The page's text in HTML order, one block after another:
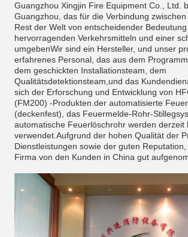
Guangzhou Xingjin Fire Equipment Co., Ltd.
Guangzhou, das für die Verbindung
Rest der Welt von entscheidender
hervorragenden Verkehrsmitteln und einer
umgebenWir sind ein Hersteller, und unser
erfahrenes Personal, das aus dem
dem geschickten Installationsteam, dem
Qualitätsdetektionsteam,und das
sich der Erforschung und Entwicklung von
(FM200) -Produkten.der automatisierte
(deckenfest), das Feuermelde-Rohr-
automatische Feuerlöschrohr werden derzeit
verwendet.Aufgrund der hohen Qualität der
Dienstleistungen sowie der guten
Firma von den Kunden in China gut